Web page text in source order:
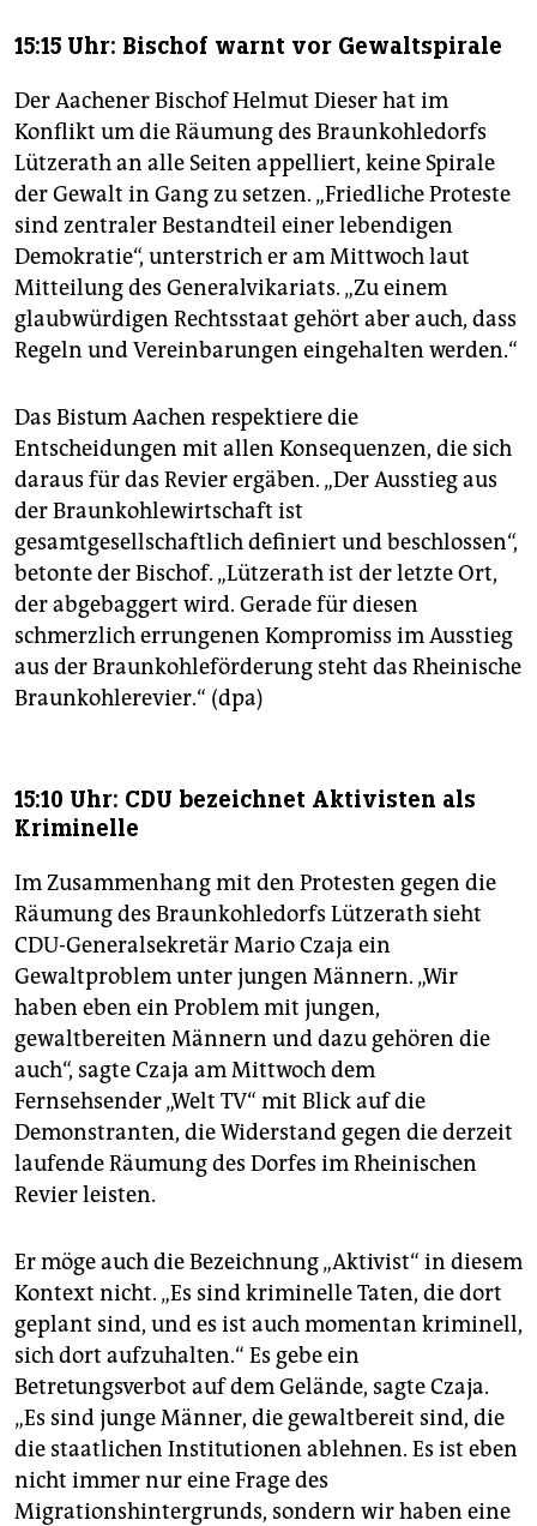
15:15 Uhr: Bischof warnt vor Gewaltspirale
Der Aachener Bischof Helmut Dieser hat im
Konflikt um die Räumung des Braunkohledorfs
Lützerath an alle Seiten appelliert, keine Spirale
der Gewalt in Gang zu setzen. „Friedliche Proteste
sind zentraler Bestandteil einer lebendigen
Demokratie“, unterstrich er am Mittwoch laut
Mitteilung des Generalvikariats. „Zu einem
glaubwürdigen Rechtsstaat gehört aber auch, dass
Regeln und Vereinbarungen eingehalten werden.“
Das Bistum Aachen respektiere die
Entscheidungen mit allen Konsequenzen, die sich
daraus für das Revier ergäben. „Der Ausstieg aus
der Braunkohlewirtschaft ist
gesamtgesellschaftlich definiert und beschlossen“,
betonte der Bischof. „Lützerath ist der letzte Ort,
der abgebaggert wird. Gerade für diesen
schmerzlich errungenen Kompromiss im Ausstieg
aus der Braunkohleförderung steht das Rheinische
Braunkohlerevier.“ (dpa)
15:10 Uhr: CDU bezeichnet Aktivisten als
Kriminelle
Im Zusammenhang mit den Protesten gegen die
Räumung des Braunkohledorfs Lützerath sieht
CDU-Generalsekretär Mario Czaja ein
Gewaltproblem unter jungen Männern. „Wir
haben eben ein Problem mit jungen,
gewaltbereiten Männern und dazu gehören die
auch“, sagte Czaja am Mittwoch dem
Fernsehsender „Welt TV“ mit Blick auf die
Demonstranten, die Widerstand gegen die derzeit
laufende Räumung des Dorfes im Rheinischen
Revier leisten.
Er möge auch die Bezeichnung „Aktivist“ in diesem
Kontext nicht. „Es sind kriminelle Taten, die dort
geplant sind, und es ist auch momentan kriminell,
sich dort aufzuhalten.“ Es gebe ein
Betretungsverbot auf dem Gelände, sagte Czaja.
„Es sind junge Männer, die gewaltbereit sind, die
die staatlichen Institutionen ablehnen. Es ist eben
nicht immer nur eine Frage des
Migrationshintergrunds, sondern wir haben eine